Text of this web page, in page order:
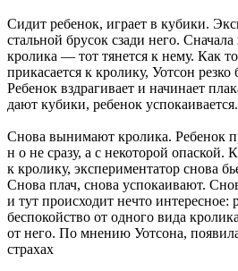
Сидит ребенок, играет в кубики.
стальной брусок сзади него.
кролика — тот тянется к нему. Как
прикасается к кролику, Уотсон
Ребенок вздрагивает и начинает
дают кубики, ребенок успокаивается.
Снова вынимают кролика. Ребенок
н о не сразу, а с некоторой опаской.
к кролику, экспериментатор снова
Снова плач, снова успокаивают.
и тут происходит нечто интересное:
беспокойство от одного вида
от него. По мнению Уотсона,
страхах